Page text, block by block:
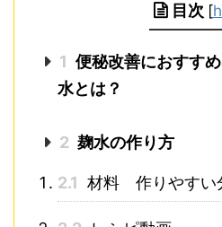
目次 [
1 便秘改善におすす
水とは？
2 麹水の作り方
2.1 材料 作りやすい